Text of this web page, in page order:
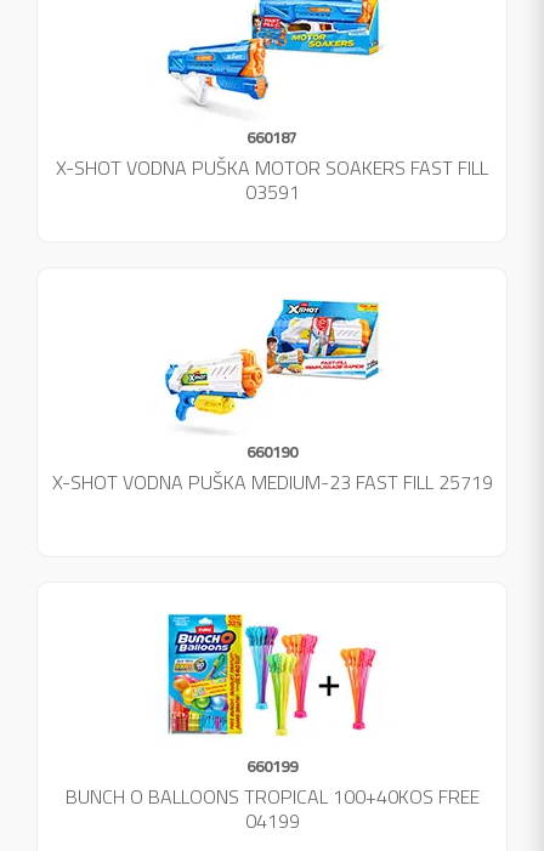
660187
X-SHOT VODNA PUŠKA MOTOR SOAKERS FAST FILL
03591
660190
X-SHOT VODNA PUŠKA MEDIUM-23 FAST FILL 25719
660199
BUNCH O BALLOONS TROPICAL 100+40KOS FREE
04199